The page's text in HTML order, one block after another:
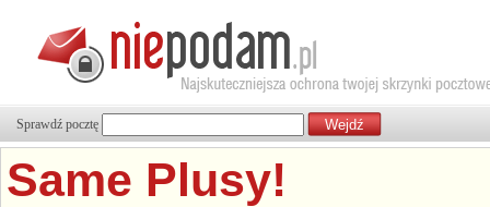
Sprawdź pocztę
Same Plusy!